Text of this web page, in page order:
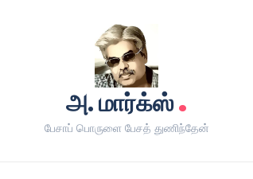
அ. மார்க்ஸ்.
பேசாப் பொருளை பேசத் துணிந்தேன்